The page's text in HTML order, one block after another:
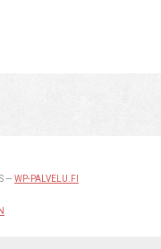
— WP-PALVELU.FI